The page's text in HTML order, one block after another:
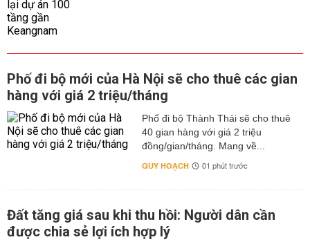
Phố đi bộ mới của Hà Nội sẽ cho thuê các gian
hàng với giá 2 triệu/tháng
Phố đi bộ Thành Thái sẽ cho thuê
40 gian hàng với giá 2 triệu
đồng/gian/tháng. Mang về...
QUY HOẠCH 01 phút trước
Đất tăng giá sau khi thu hồi: Người dân cần
được chia sẻ lợi ích hợp lý